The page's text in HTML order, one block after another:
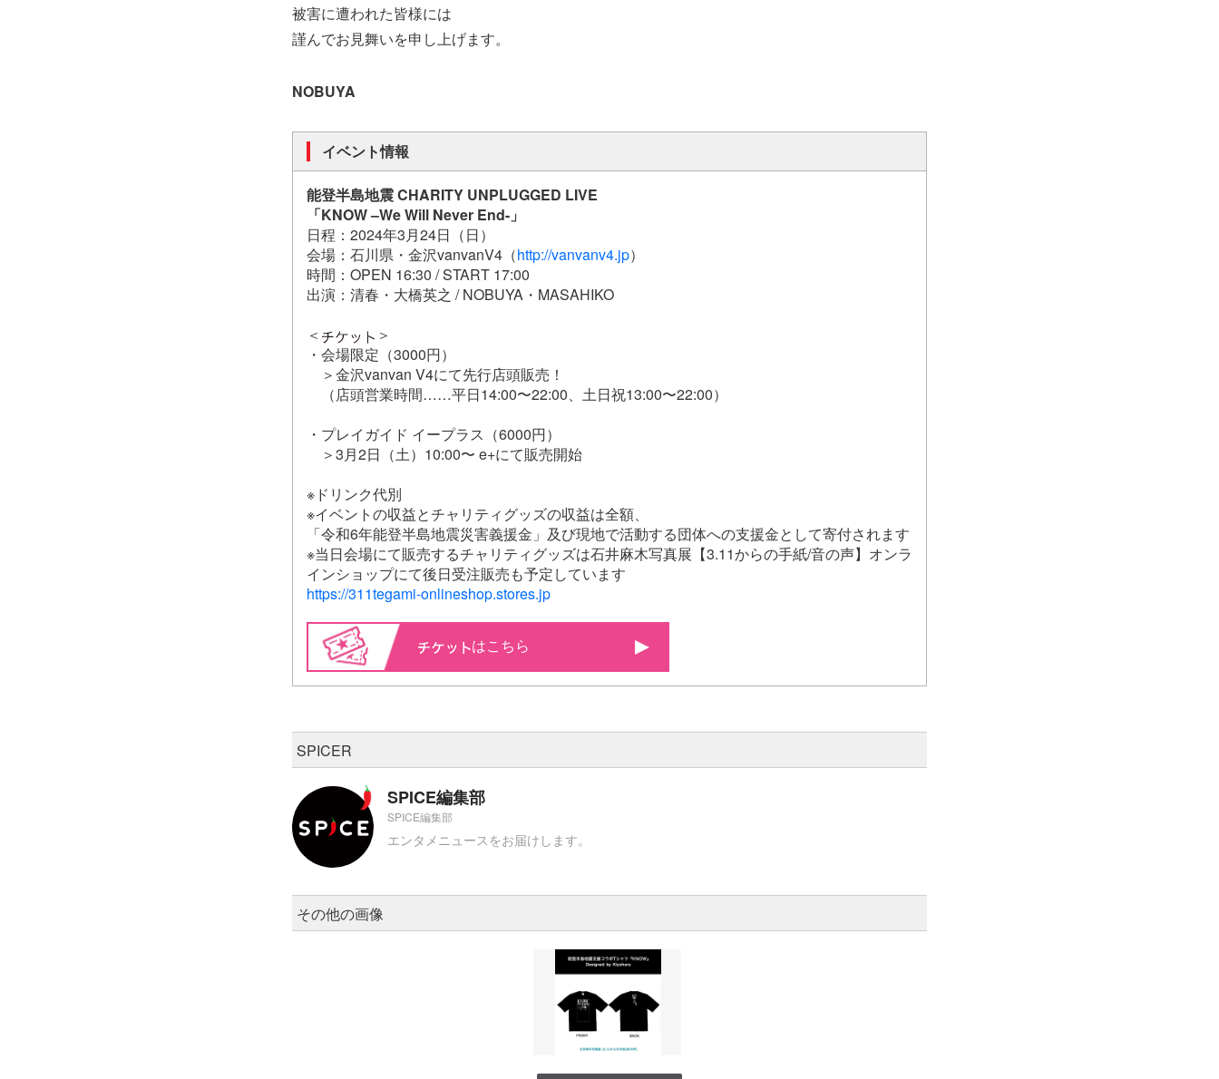
被害に遭われた皆様には
謹んでお見舞いを申し上げます。
NOBUYA
イベント情報
能登半島地震 CHARITY UNPLUGGED LIVE
「KNOW –We Will Never End-」
日程：2024年3月24日（日）
会場：石川県・金沢vanvanV4（http://vanvanv4.jp）
時間：OPEN 16:30 / START 17:00
出演：清春・大橋英之 / NOBUYA・MASAHIKO
＜
＞
・会場限定（3000円）
＞金沢vanvan V4にて先行店頭販売！
（店頭営業時間……平日14:00〜22:00、土日祝13:00〜22:00）
・プレイガイド イープラス（6000円）
＞3月2日（土）10:00〜 e+にて販売開始
※ドリンク代別
※イベントの収益とチャリティグッズの収益は全額、
「令和6年能登半島地震災害義援金」及び現地で活動する団体への支援金として寄付されます
※当日会場にて販売するチャリティグッズは石井麻木写真展【3.11からの手紙/音の声】オンラ
インショップにて後日受注販売も予定しています
https://311tegami-onlineshop.stores.jp
はこちら
SPICER
SPICE編集部
SPICE編集部
エンタメニュースをお届けします。
その他の画像